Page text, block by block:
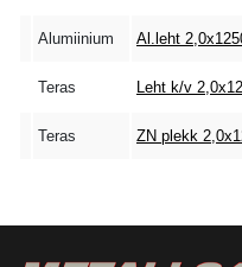
Alumiinium Al.leht
Teras Leht k/v
Teras ZN plekk